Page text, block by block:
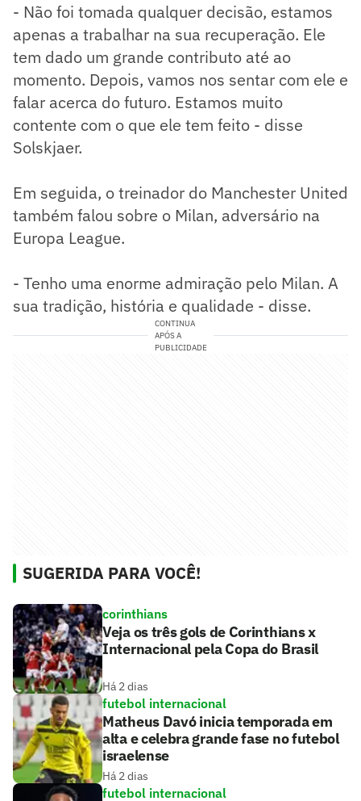
- Não foi tomada qualquer decisão, estamos
apenas a trabalhar na sua recuperação. Ele
tem dado um grande contributo até ao
momento. Depois, vamos nos sentar com ele e
falar acerca do futuro. Estamos muito
contente com o que ele tem feito - disse
Solskjaer.
Em seguida, o treinador do Manchester United
também falou sobre o Milan, adversário na
Europa League.
- Tenho uma enorme admiração pelo Milan. A
sua tradição, história e qualidade - disse.
CONTINUA
APÓS A
PUBLICIDADE
SUGERIDA PARA VOCÊ!
corinthians
Veja os três gols de Corinthians x
Internacional pela Copa do Brasil
Há 2 dias
futebol internacional
Matheus Davó inicia temporada em
alta e celebra grande fase no futebol
israelense
Há 2 dias
futebol internacional